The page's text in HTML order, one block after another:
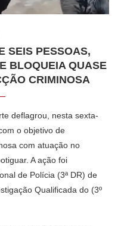
SEIS PESSOAS,
BLOQUEIA QUASE
CRIMINOSA
deflagrou, nesta sexta-
o objetivo de
com atuação no
A ação foi
de Polícia (3ª DR) de
Qualificada do (3º